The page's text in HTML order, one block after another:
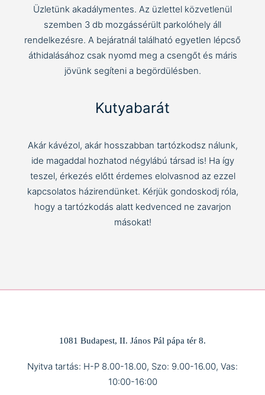
Üzletünk akadálymentes. Az üzlettel közvetlenül
szemben 3 db mozgássérült parkolóhely áll
rendelkezésre. A bejáratnál található egyetlen lépcső
áthidalásához csak nyomd meg a csengőt és máris
jövünk segíteni a begördülésben.
Kutyabarát
Akár kávézol, akár hosszabban tartózkodsz nálunk,
ide magaddal hozhatod négylábú társad is! Ha így
teszel, érkezés előtt érdemes elolvasnod az ezzel
kapcsolatos házirendünket. Kérjük gondoskodj róla,
hogy a tartózkodás alatt kedvenced ne zavarjon
másokat!
1081 Budapest, II. János Pál pápa tér 8.
Nyitva tartás: H-P 8.00-18.00, Szo: 9.00-16.00, Vas:
10:00-16:00